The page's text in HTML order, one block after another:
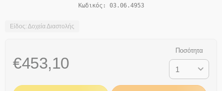
Κωδικός: 03.06.4953
Είδος: Δοχεία Διαστολής
€453,10
Ποσότητα